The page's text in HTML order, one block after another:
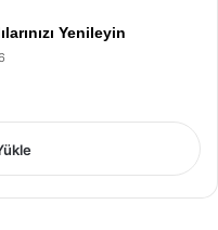
Yenileyin